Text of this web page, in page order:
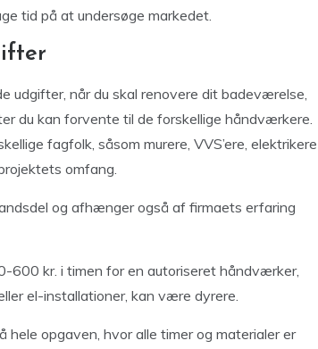
tid på at undersøge markedet.
udgifter, når du skal renovere dit badeværelse,
du kan forvente til de forskellige håndværkere.
fagfolk, såsom murere, VVS’ere, elektrikere
omfang.
og afhænger også af firmaets erfaring
600 kr. i timen for en autoriseret håndværker,
el-installationer, kan være dyrere.
opgaven, hvor alle timer og materialer er